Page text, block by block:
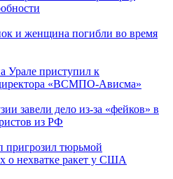
и женщина погибли во время
Урале приступил к
«ВСМПО-Ависма»
завели дело из-за «фейков» в
из РФ
пригрозил тюрьмой
о нехватке ракет у США